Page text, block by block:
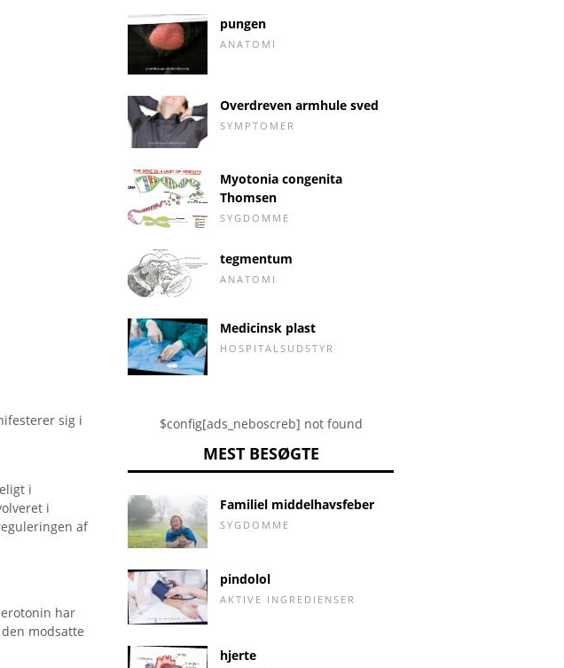
sig i
i
i
af
har
modsatte
pungen
ANATOMI
Overdreven armhule sved
SYMPTOMER
Myotonia congenita
Thomsen
SYGDOMME
tegmentum
ANATOMI
Medicinsk plast
HOSPITALSUDSTYR
$config[ads_neboscreb] not found
MEST BESØGTE
Familiel middelhavsfeber
SYGDOMME
pindolol
AKTIVE INGREDIENSER
hjerte